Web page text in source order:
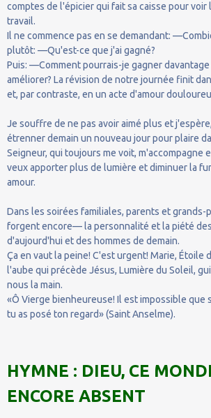
comptes de l'épicier qui fait sa caisse pour voir
travail.
Il ne commence pas en se demandant:
plutôt: —Qu'est-ce que j'ai gagné?
Puis: —Comment pourrais-je gagner
améliorer? La révision de notre journée finit
et, par contraste, en un acte d'amour
Je souffre de ne pas avoir aimé plus et
étrenner demain un nouveau jour pour plaire
Seigneur, qui toujours me voit, m'accompagne
veux apporter plus de lumière et diminuer la
amour.
Dans les soirées familiales, parents et
forgent encore— la personnalité et la piété
d'aujourd'hui et des hommes de demain.
Ça en vaut la peine! C'est urgent! Marie, Étoile
l'aube qui précède Jésus, Lumière du Soleil,
nous la main.
«Ô Vierge bienheureuse! Il est impossible que
tu as posé ton regard» (Saint Anselme).
HYMNE : DIEU, CE
ENCORE ABSENT